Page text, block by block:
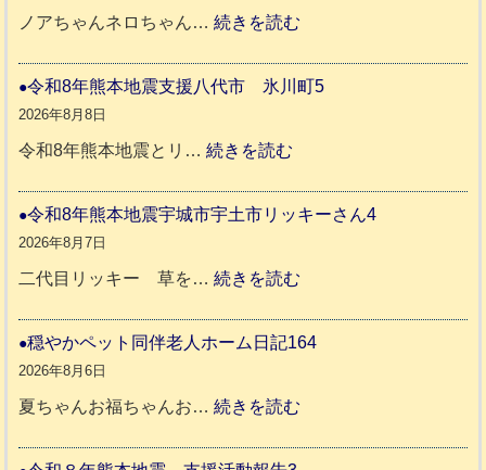
ノアちゃんネロちゃん…続きを読む
ア
ネ
ん
2
令和8年熊本地震支援八代市 氷川町5
2026年8月8日
令和8年熊本地震とリ…続きを読む
和
年
本
援
令和8年熊本地震宇城市宇土市リッキーさん4
2026年8月7日
二代目リッキー 草を…続きを読む
和
穏やかペット同伴老人ホーム日記164
2026年8月6日
夏ちゃんお福ちゃんお…続きを読む